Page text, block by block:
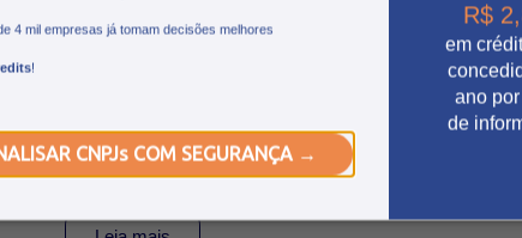
4 mil empresas já tomam decisões melhores
!
CNPJs COM SEGURANÇA →
R$
em
ano
de
O que esperar do Febraban
Conheça as principais tendências do FEBRABAN
TECH 2026, as trilhas temáticas do evento e a